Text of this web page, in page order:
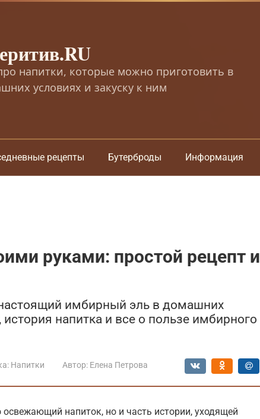
напитки, которые можно приготовить в
условиях и закуску к ним
рецепты Бутерброды Информация
руками: простой рецепт и
настоящий имбирный эль в домашних
напитка и все о пользе имбирного
Напитки Автор: Елена Петрова
напиток, но и часть истории, уходящей